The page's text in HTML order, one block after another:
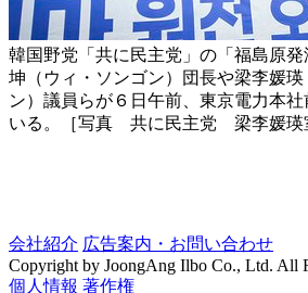
韓国野党「共に民主党」の「福島原
坤（ウィ・ソンゴン）団長や梁李媛
ン）議員らが６日午前、東京電力本
いる。［写真 共に民主党 梁李媛瑛
会社紹介 広告案内・お問い合わせ
Copyright by JoongAng Ilbo Co., Ltd. All
個人情報 著作権